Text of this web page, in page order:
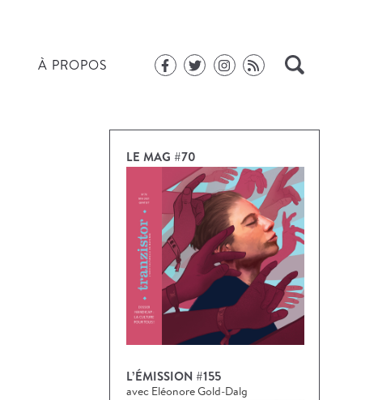
À PROPOS
LE MAG #70
L’ÉMISSION #155
avec Eléonore Gold-Dalg